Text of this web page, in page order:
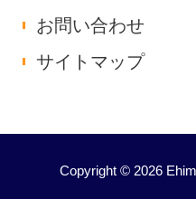
お問い合わせ
サイトマップ
Copyright © 2026